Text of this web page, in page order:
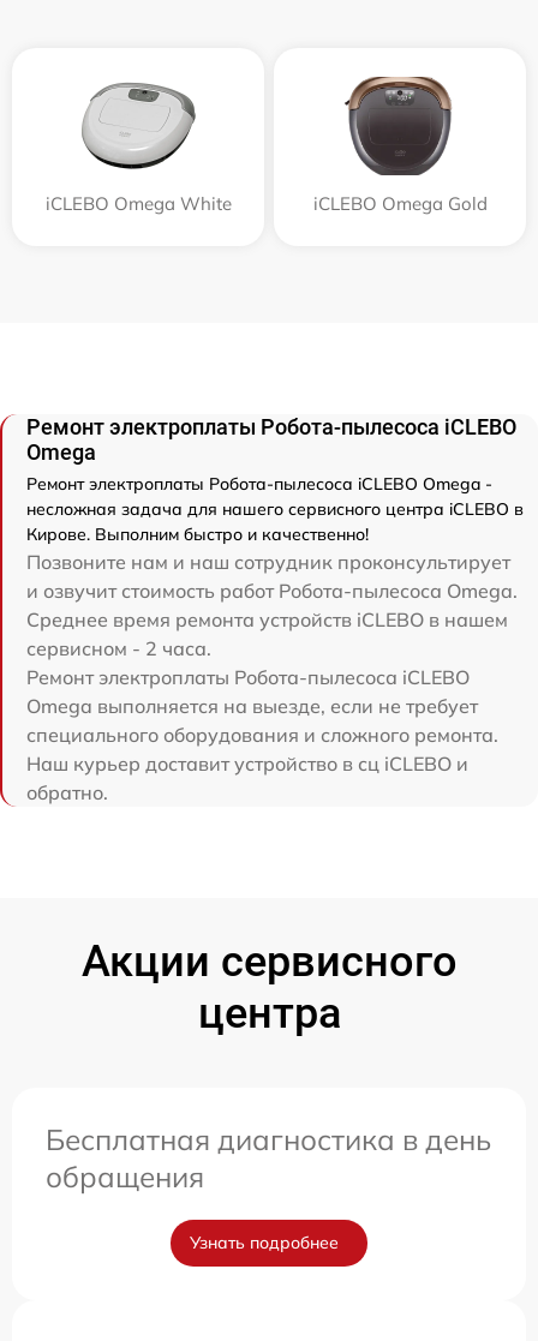
iCLEBO Omega White iCLEBO Omega Gold
Ремонт электроплаты Робота-пылесоса iCLEBO
Omega
Ремонт электроплаты Робота-пылесоса iCLEBO Omega -
несложная задача для нашего сервисного центра iCLEBO в
Кирове. Выполним быстро и качественно!
Позвоните нам и наш сотрудник проконсультирует
и озвучит стоимость работ Робота-пылесоса Omega.
Среднее время ремонта устройств iCLEBO в нашем
сервисном - 2 часа.
Ремонт электроплаты Робота-пылесоса iCLEBO
Omega выполняется на выезде, если не требует
специального оборудования и сложного ремонта.
Наш курьер доставит устройство в сц iCLEBO и
обратно.
Акции сервисного
центра
Бесплатная диагностика в день
обращения
Узнать подробнее